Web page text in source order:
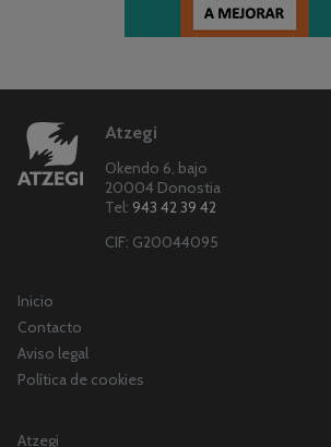
Atzegi
Okendo 6, bajo
20004 Donostia
Tel: 943 42 39 42
CIF: G20044095
Inicio
Contacto
Aviso legal
Política de cookies
Atzegi